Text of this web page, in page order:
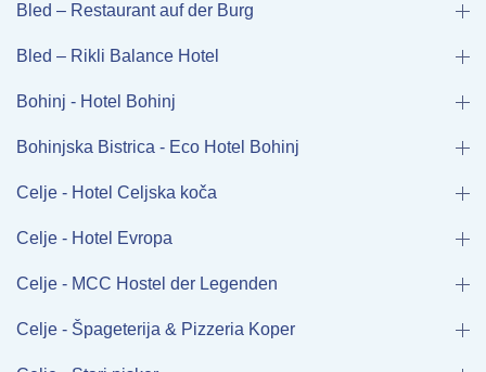
Bled – Restaurant auf der Burg
Bled – Rikli Balance Hotel
Bohinj - Hotel Bohinj
Bohinjska Bistrica - Eco Hotel Bohinj
Celje - Hotel Celjska koča
Celje - Hotel Evropa
Celje - MCC Hostel der Legenden
Celje - Špageterija & Pizzeria Koper